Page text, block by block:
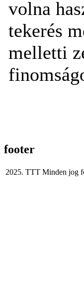
volna
tekerés
melletti
footer
2025. TTT Minden jog